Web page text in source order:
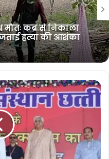
r
m
मौतः कब्र से निकाला
हत्या की आशंका
: चिरायु से
परिजनों के चेहरे